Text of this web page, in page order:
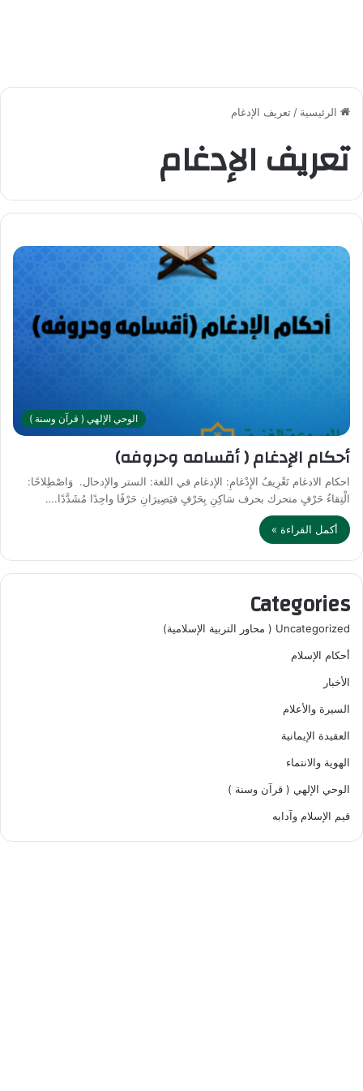
الرئيسية / تعريف الإدغام
تعريف الإدغام
الوحي الإلهي ( قرآن وسنة )
أحكام الإدغام ( أقسامه وحروفه)
احكام الادغام تَعْرِيفُ الإِدْغامِ: الإدغام في اللغة: الستر والإدخال. وَاصْطِلاحًا:
الْتِقاءُ حَرْفٍ متحرك بحرف سَاكِنِ بِحَرْفٍ فيَصِيرَانِ حَرْفًا واحِدًا مُشَدَّدًا.…
أكمل القراءة »
Categories
Uncategorized ( محاور التربية الإسلامية)
أحكام الإسلام
الأخبار
السيرة والأعلام
العقيدة الإيمانية
الهوية والانتماء
الوحي الإلهي ( قرآن وسنة )
قيم الإسلام وآدابه